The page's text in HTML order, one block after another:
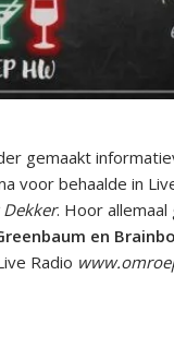
gemaakt
voor behaalde in
Dekker. Hoor
en
Radio